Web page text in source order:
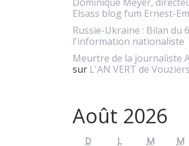
Elsass blog fum Ernest-
Russie-Ukraine : Bilan du
l'information nationaliste
Meurtre de la journaliste
sur L'AN VERT de
Août 2026
D L M M